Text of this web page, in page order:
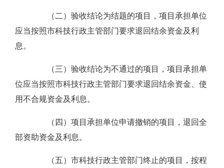
（二）验收结论为结题的项目，项目承担单位
应当按照市科技行政主管部门要求退回结余资金及利
息。
（三）验收结论为不通过的项目，项目承担单
位应当按照市科技行政主管部门要求退回结余资金、使
用不合规资金及利息。
（四）项目承担单位申请撤销的项目，退回全
部资助资金及利息。
（五）市科技行政主管部门终止的项目，按程